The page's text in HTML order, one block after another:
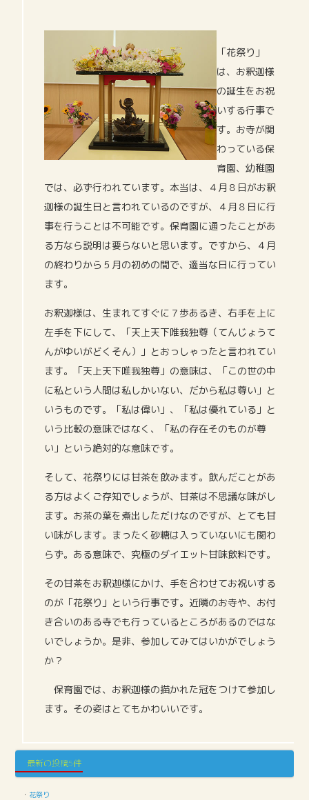
「花祭り」
は、お釈迦様
の誕生をお祝
いする行事で
す。お寺が関
わっている保
育園、幼稚園
では、必ず行われています。本当は、４月８日がお釈
迦様の誕生日と言われているのですが、４月８日に行
事を行うことは不可能です。保育園に通ったことがあ
る方なら説明は要らないと思います。ですから、４月
の終わりから５月の初めの間で、適当な日に行ってい
ます。
お釈迦様は、生まれてすぐに７歩あるき、右手を上に
左手を下にして、「天上天下唯我独尊（てんじょうて
んがゆいがどくそん）」とおっしゃったと言われてい
ます。「天上天下唯我独尊」の意味は、「この世の中
に私という人間は私しかいない、だから私は尊い」と
いうものです。「私は偉い」、「私は優れている」と
いう比較の意味ではなく、「私の存在そのものが尊
い」という絶対的な意味です。
そして、花祭りには甘茶を飲みます。飲んだことがあ
る方はよくご存知でしょうが、甘茶は不思議な味がし
ます。お茶の葉を煮出しただけなのですが、とても甘
い味がします。まったく砂糖は入っていないにも関わ
らず。ある意味で、究極のダイエット甘味飲料です。
その甘茶をお釈迦様にかけ、手を合わせてお祝いする
のが「花祭り」という行事です。近隣のお寺や、お付
き合いのある寺でも行っているところがあるのではな
いでしょうか。是非、参加してみてはいかがでしょう
か？
保育園では、お釈迦様の描かれた冠をつけて参加し
ます。その姿はとてもかわいいです。
最新の投稿5件
・ 花祭り